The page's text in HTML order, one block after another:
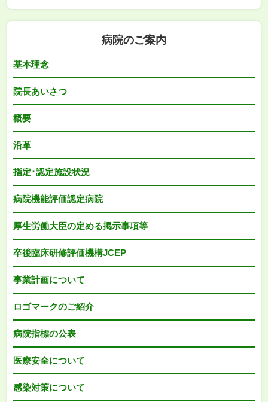
病院のご案内
基本理念
院長あいさつ
概要
沿革
指定･認定施設状況
病院機能評価認定病院
厚生労働大臣の定める掲示事項等
卒後臨床研修評価機構JCEP
事業計画について
ロゴマークのご紹介
病院指標の公表
医療安全について
感染対策について